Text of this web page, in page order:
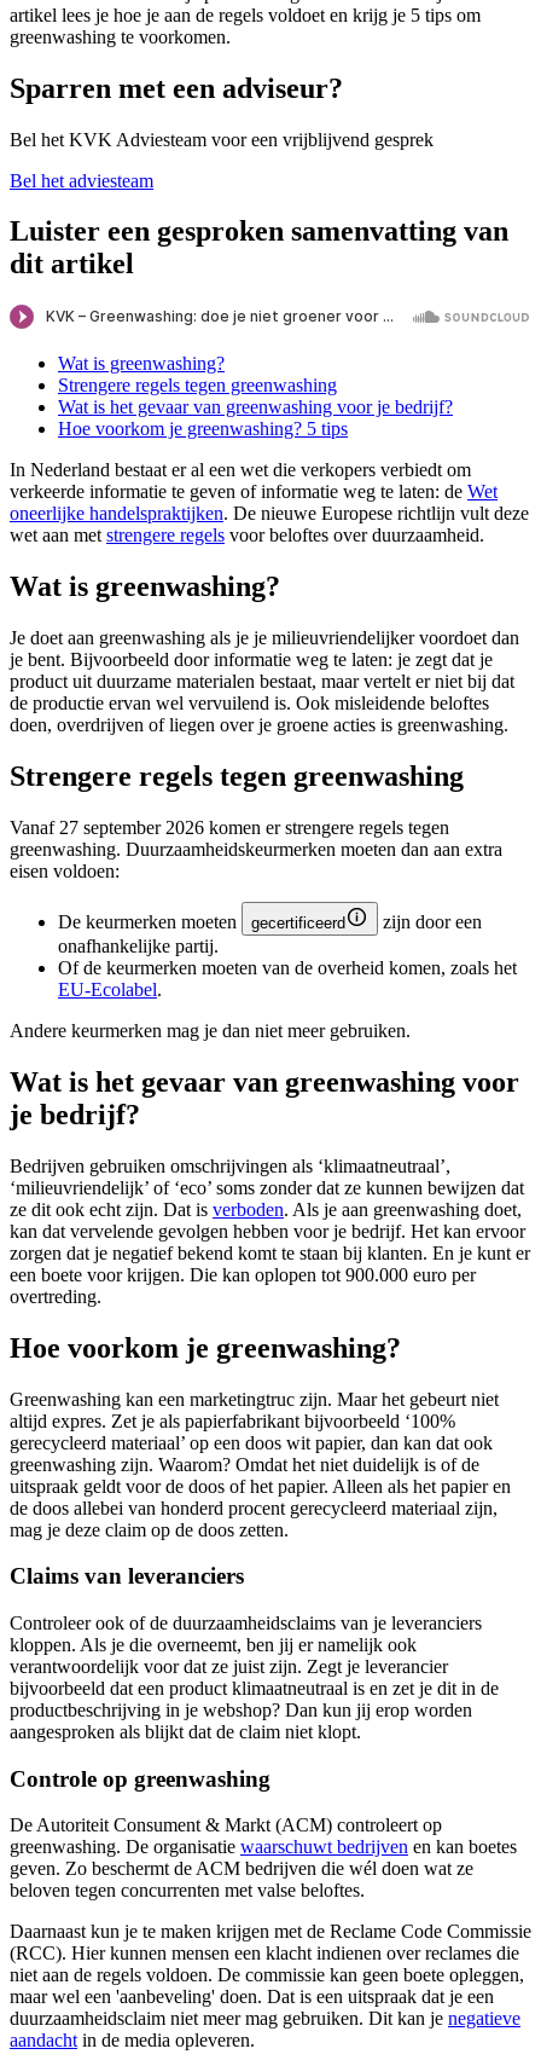
artikel lees je hoe je aan de regels voldoet en krijg je 5 tips om
greenwashing te voorkomen.
Sparren met een adviseur?
Bel het KVK Adviesteam voor een vrijblijvend gesprek
Bel het adviesteam
Luister een gesproken samenvatting van
dit artikel
Wat is greenwashing?
Strengere regels tegen greenwashing
Wat is het gevaar van greenwashing voor je bedrijf?
Hoe voorkom je greenwashing? 5 tips
In Nederland bestaat er al een wet die verkopers verbiedt om
verkeerde informatie te geven of informatie weg te laten: de Wet
oneerlijke handelspraktijken. De nieuwe Europese richtlijn vult deze
wet aan met strengere regels voor beloftes over duurzaamheid.
Wat is greenwashing?
Je doet aan greenwashing als je je milieuvriendelijker voordoet dan
je bent. Bijvoorbeeld door informatie weg te laten: je zegt dat je
product uit duurzame materialen bestaat, maar vertelt er niet bij dat
de productie ervan wel vervuilend is. Ook misleidende beloftes
doen, overdrijven of liegen over je groene acties is greenwashing.
Strengere regels tegen greenwashing
Vanaf 27 september 2026 komen er strengere regels tegen
greenwashing. Duurzaamheidskeurmerken moeten dan aan extra
eisen voldoen:
De keurmerken moeten gecertificeerd
zijn door een
onafhankelijke partij.
Of de keurmerken moeten van de overheid komen, zoals het
EU-Ecolabel.
Andere keurmerken mag je dan niet meer gebruiken.
Wat is het gevaar van greenwashing voor
je bedrijf?
Bedrijven gebruiken omschrijvingen als ‘klimaatneutraal’,
‘milieuvriendelijk’ of ‘eco’ soms zonder dat ze kunnen bewijzen dat
ze dit ook echt zijn. Dat is verboden. Als je aan greenwashing doet,
kan dat vervelende gevolgen hebben voor je bedrijf. Het kan ervoor
zorgen dat je negatief bekend komt te staan bij klanten. En je kunt er
een boete voor krijgen. Die kan oplopen tot 900.000 euro per
overtreding.
Hoe voorkom je greenwashing?
Greenwashing kan een marketingtruc zijn. Maar het gebeurt niet
altijd expres. Zet je als papierfabrikant bijvoorbeeld ‘100%
gerecycleerd materiaal’ op een doos wit papier, dan kan dat ook
greenwashing zijn. Waarom? Omdat het niet duidelijk is of de
uitspraak geldt voor de doos of het papier. Alleen als het papier en
de doos allebei van honderd procent gerecycleerd materiaal zijn,
mag je deze claim op de doos zetten.
Claims van leveranciers
Controleer ook of de duurzaamheidsclaims van je leveranciers
kloppen. Als je die overneemt, ben jij er namelijk ook
verantwoordelijk voor dat ze juist zijn. Zegt je leverancier
bijvoorbeeld dat een product klimaatneutraal is en zet je dit in de
productbeschrijving in je webshop? Dan kun jij erop worden
aangesproken als blijkt dat de claim niet klopt.
Controle op greenwashing
De Autoriteit Consument & Markt (ACM) controleert op
greenwashing. De organisatie waarschuwtbedrijven en kan boetes
geven. Zo beschermt de ACM bedrijven die wél doen wat ze
beloven tegen concurrenten met valse beloftes.
Daarnaast kun je te maken krijgen met de Reclame Code Commissie
(RCC). Hier kunnen mensen een klacht indienen over reclames die
niet aan de regels voldoen. De commissie kan geen boete opleggen,
maar wel een 'aanbeveling' doen. Dat is een uitspraak dat je een
duurzaamheidsclaim niet meer mag gebruiken. Dit kan je negatieve
aandachtin de media opleveren.